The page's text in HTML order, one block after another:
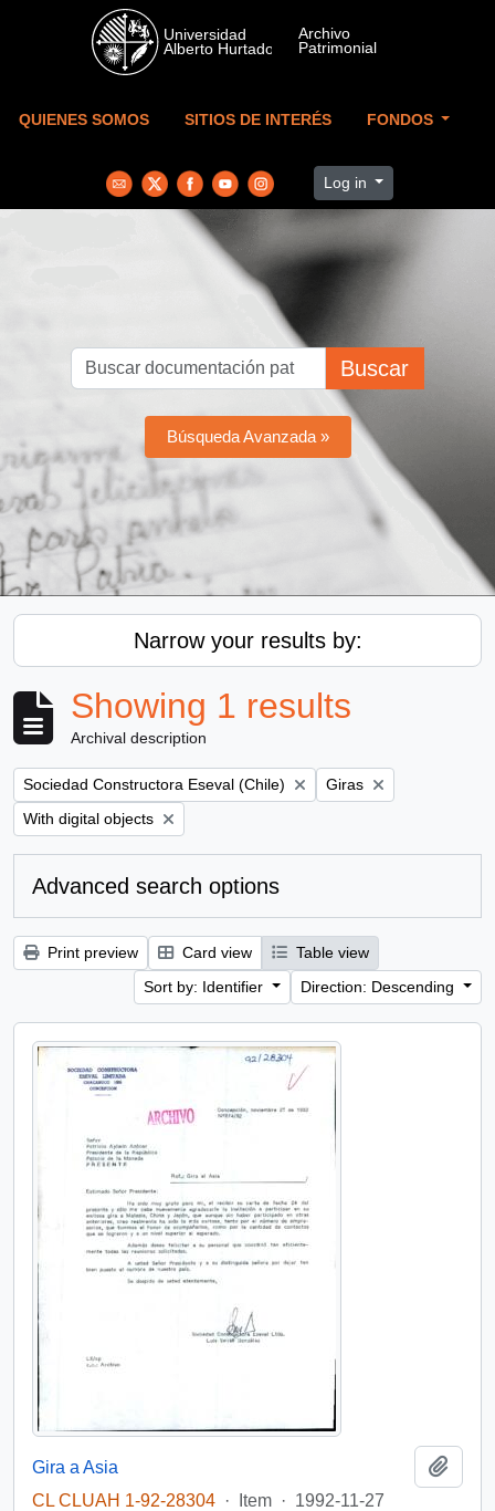
Skip to main content
QUIENES SOMOS SITIOS DE INTERÉS FONDOS
Log in
Buscar
Búsqueda Avanzada »
Narrow your results by:
Showing 1 results
Archival description
Remove filter:
Sociedad Constructora Eseval (Chile) Remove filter:
Giras
Remove filter:
With digital objects
Advanced search options
Print preview Card view
Table view
Sort by: Identifier
Direction: Descending
Gira a Asia
CL CLUAH 1-92-28304 · Item · 1992-11-27